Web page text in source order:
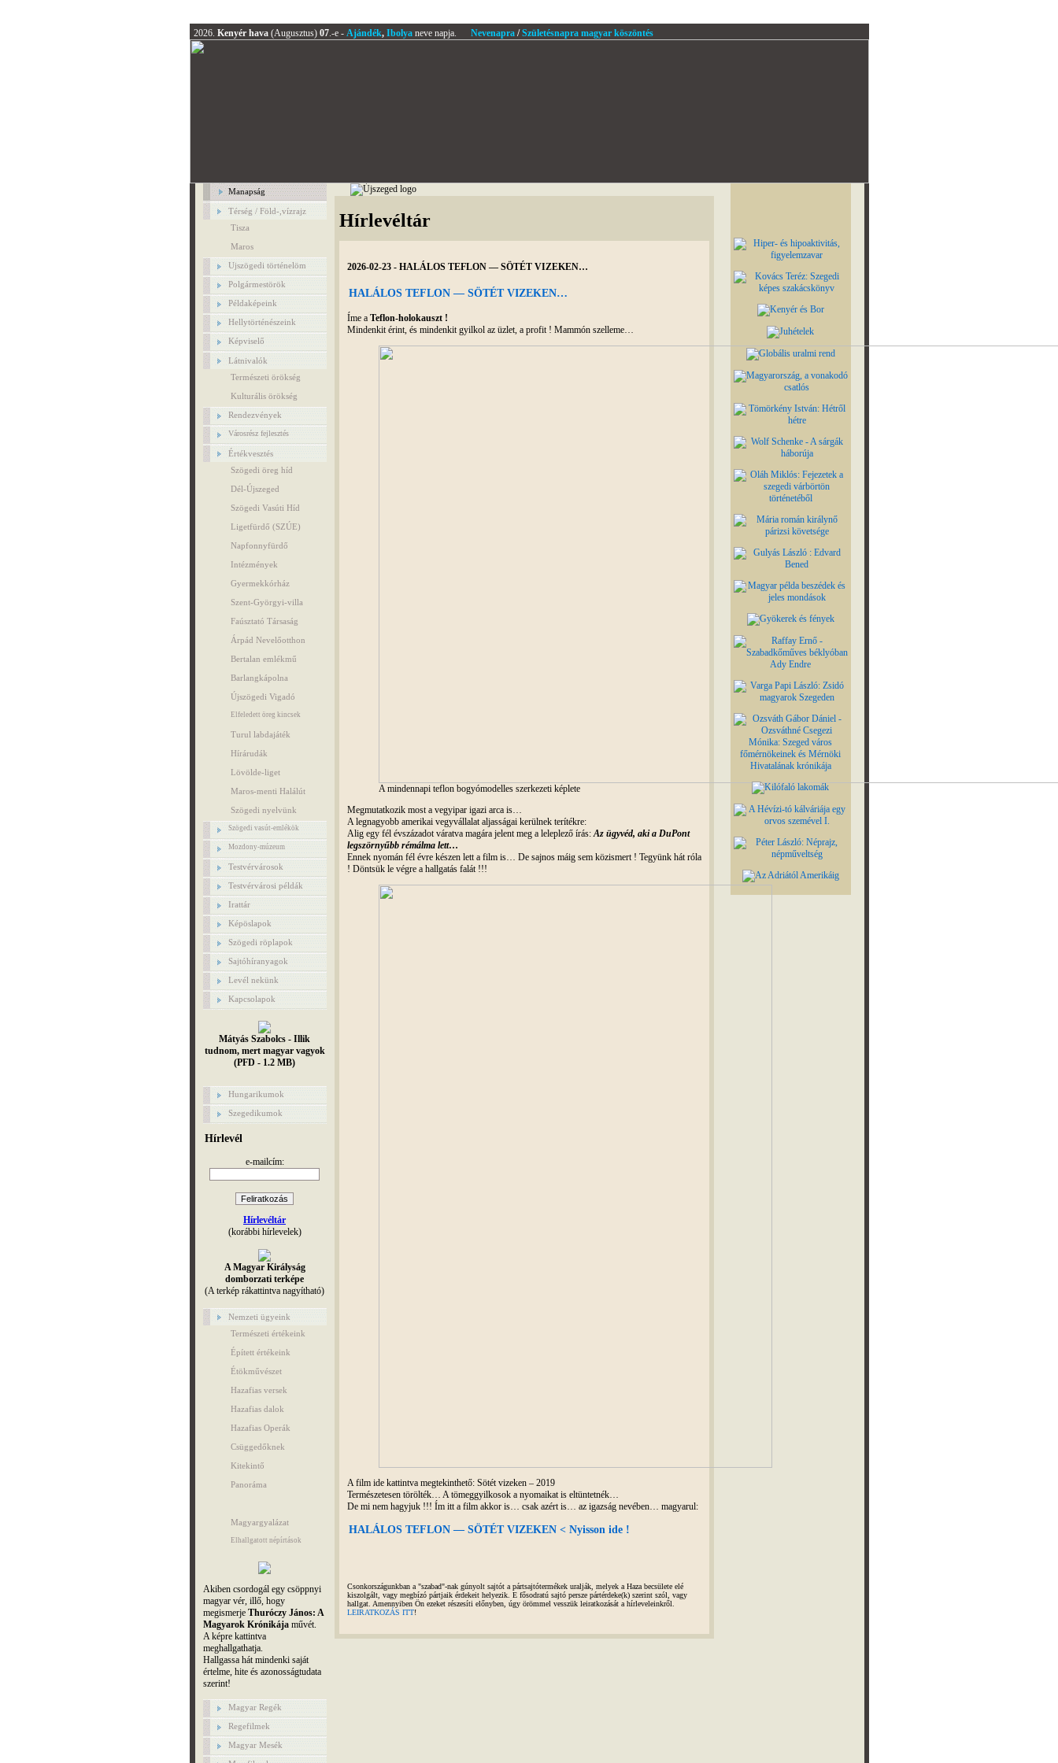
2026. Kenyér hava (Augusztus) 07.-e - Ajándék, Ibolyaneve napja. Nevenapra/Születésnapra magyar köszöntés
Manapság
Térség / Föld-,vízrajz
Tisza
Maros
Ujszögedi történelöm
Polgármestörök
Példaképeink
Hellytörténészeink
Képviselő
Látnivalók
Természeti örökség
Kulturális örökség
Rendezvények
Városrész fejlesztés
Értékvesztés
Szögedi öreg híd
Dél-Újszeged
Szögedi Vasúti Híd
Ligetfürdő (SZÚE)
Napfonnyfürdő
Intézmények
Gyermekkórház
Szent-Györgyi-villa
Faúsztató Társaság
Árpád Nevelőotthon
Bertalan emlékmű
Barlangkápolna
Újszögedi Vigadó
Elfeledett öreg kincsek
Turul labdajáték
Hírárudák
Lövölde-liget
Maros-menti Halálút
Szögedi nyelvünk
Szögedi vasút-emlékök
Mozdony-múzeum
Testvérvárosok
Testvérvárosi példák
Irattár
Képöslapok
Szögedi röplapok
Sajtóhíranyagok
Levél nekünk
Kapcsolapok
Mátyás Szabolcs - Illik
tudnom, mert magyar vagyok
(PFD - 1.2 MB)
Hungarikumok
Szegedikumok
Hírlevél
e-mailcím:
Hírlevéltár
(korábbi hírlevelek)
A Magyar Királyság
domborzati terképe
(A terkép rákattintva nagyítható)
Nemzeti ügyeink
Természeti értékeink
Épített értékeink
Étökművészet
Hazafias versek
Hazafias dalok
Hazafias Operák
Csüggedőknek
Kitekintő
Panoráma
Magyargyalázat
Elhallgatott népírtások
Akiben csordogál egy csöppnyi
magyar vér, illő, hogy
megismerje Thuróczy János: A
Magyarok Krónikájaművét.
A képre kattintva
meghallgathatja.
Hallgassa hát mindenki saját
értelme, hite és azonosságtudata
szerint!
Magyar Regék
Regefilmek
Magyar Mesék
Hírlevéltár
2026-02-23 - HALÁLOS TEFLON — SÖTÉT VIZEKEN…
HALÁLOS TEFLON — SÖTÉT VIZEKEN…
Íme a Teflon-holokauszt !
Mindenkit érint, és mindenkit gyilkol az üzlet, a profit ! Mammón szelleme…
A mindennapi teflon bogyómodelles szerkezeti képlete
Megmutatkozik most a vegyipar igazi arca is…
A legnagyobb amerikai vegyvállalat aljasságai kerülnek terítékre:
Alig egy fél évszázadot váratva magára jelent meg a leleplező írás:Az ügyvéd, aki a DuPont
legszörnyűbb rémálma lett…
Ennek nyomán fél évre készen lett a film is… De sajnos máig sem közismert ! Tegyünk hát róla
! Döntsük le végre a hallgatás falát !!!
A film ide kattintva megtekinthető: Sötét vizeken – 2019
Természetesen törölték… A tömeggyilkosok a nyomaikat is eltüntetnék…
De mi nem hagyjuk !!! Ím itt a film akkor is… csak azért is… az igazság nevében… magyarul:
HALÁLOS TEFLON — SÖTÉT VIZEKEN < Nyisson ide !
Csonkországunkban a "szabad"-nak gúnyolt sajtót a pártsajtótermékek uralják, melyek a Haza becsülete elé
kiszolgált, vagy megbízó pártjaik érdekeit helyezik. E fősodratú sajtó persze pártérdeke(k) szerint szól, vagy
hallgat. Amennyiben Ön ezeket részesíti előnyben, úgy örömmel vesszük leiratkozását a hírleveleinkről.
LEIRATKOZÁS ITT!